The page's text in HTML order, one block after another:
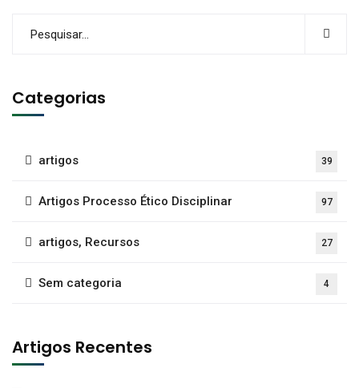
Categorias
artigos 39
Artigos Processo Ético Disciplinar 97
artigos, Recursos 27
Sem categoria 4
Artigos Recentes